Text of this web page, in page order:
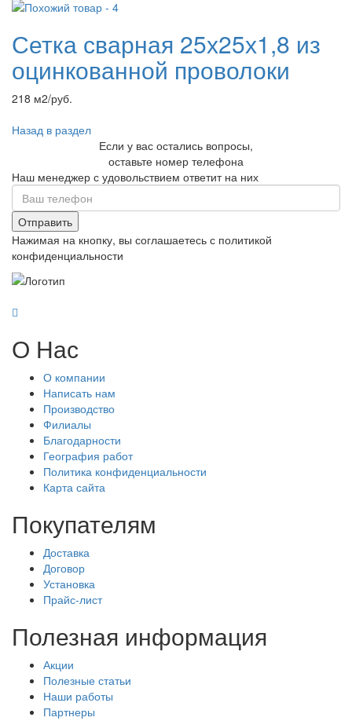
Сетка сварная 25х25х1,8 из
оцинкованной проволоки
218 м2/руб.
Назад в раздел
Если у вас остались вопросы,
оставьте номер телефона
Наш менеджер с удовольствием ответит на них
Отправить
Нажимая на кнопку, вы соглашаетесь с политикой
конфиденциальности
О Нас
О компании
Написать нам
Производство
Филиалы
Благодарности
География работ
Политика конфиденциальности
Карта сайта
Покупателям
Доставка
Договор
Установка
Прайс-лист
Полезная информация
Акции
Полезные статьи
Наши работы
Партнеры